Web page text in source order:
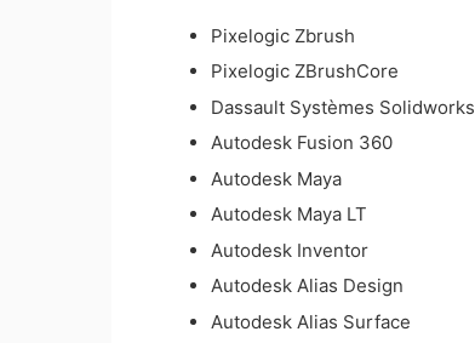
Pixelogic Zbrush
Pixelogic ZBrushCore
Dassault Systèmes Solidworks
Autodesk Fusion 360
Autodesk Maya
Autodesk Maya LT
Autodesk Inventor
Autodesk Alias Design
Autodesk Alias Surface